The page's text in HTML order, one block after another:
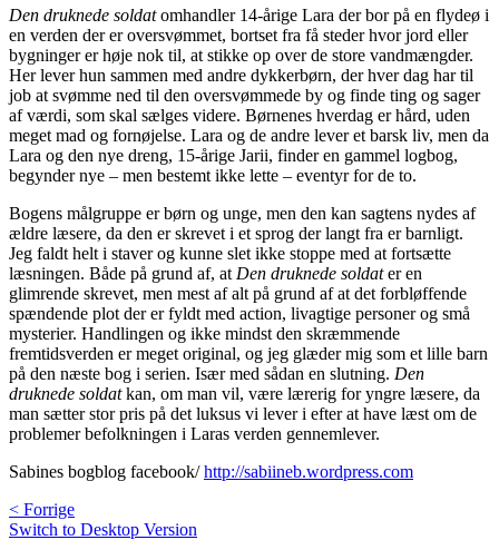
Den druknede soldatomhandler 14-årige Lara der bor på en flydeø i
en verden der er oversvømmet, bortset fra få steder hvor jord eller
bygninger er høje nok til, at stikke op over de store vandmængder.
Her lever hun sammen med andre dykkerbørn, der hver dag har til
job at svømme ned til den oversvømmede by og finde ting og sager
af værdi, som skal sælges videre. Børnenes hverdag er hård, uden
meget mad og fornøjelse. Lara og de andre lever et barsk liv, men da
Lara og den nye dreng, 15-årige Jarii, finder en gammel logbog,
begynder nye – men bestemt ikke lette – eventyr for de to.
Bogens målgruppe er børn og unge, men den kan sagtens nydes af
ældre læsere, da den er skrevet i et sprog der langt fra er barnligt.
Jeg faldt helt i staver og kunne slet ikke stoppe med at fortsætte
læsningen. Både på grund af, at Den druknede soldater en
glimrende skrevet, men mest af alt på grund af at det forbløffende
spændende plot der er fyldt med action, livagtige personer og små
mysterier. Handlingen og ikke mindst den skræmmende
fremtidsverden er meget original, og jeg glæder mig som et lille barn
på den næste bog i serien. Især med sådan en slutning. Den
druknede soldatkan, om man vil, være lærerig for yngre læsere, da
man sætter stor pris på det luksus vi lever i efter at have læst om de
problemer befolkningen i Laras verden gennemlever.
Sabines bogblog facebook/http://sabiineb.wordpress.com
< Forrige
Switch to Desktop Version